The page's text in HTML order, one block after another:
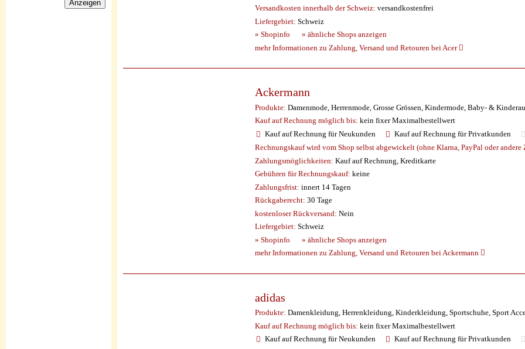
Versandkosten innerhalb der Schweiz: versandkostenfrei
Liefergebiet: Schweiz
» Shopinfo
» ähnliche Shops anzeigen
mehr Informationen zu Zahlung, Versand und Retouren bei Acer
Ackermann
Produkte: Damenmode, Herrenmode, Grosse Grössen, Kindermode, Baby- &
Kauf auf Rechnung möglich bis: kein fixer Maximalbestellwert
Kauf auf Rechnung für Neukunden
Kauf auf Rechnung für Privatkunden
Rechnungskauf wird vom Shop selbst abgewickelt (ohne Klarna, PayPal oder
Zahlungsmöglichkeiten: Kauf auf Rechnung, Kreditkarte
Gebühren für Rechnungskauf: keine
Zahlungsfrist: innert 14 Tagen
Rückgaberecht: 30 Tage
kostenloser Rückversand: Nein
Liefergebiet: Schweiz
» Shopinfo
» ähnliche Shops anzeigen
mehr Informationen zu Zahlung, Versand und Retouren bei Ackermann
adidas
Produkte: Damenkleidung, Herrenkleidung, Kinderkleidung, Sportschuhe, Sport
Kauf auf Rechnung möglich bis: kein fixer Maximalbestellwert
Kauf auf Rechnung für Neukunden
Kauf auf Rechnung für Privatkunden